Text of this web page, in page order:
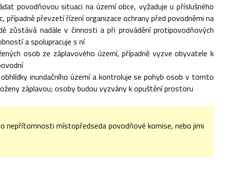
povodňovou situaci na území obce, vyžaduje u příslušného
převzetí řízení organizace ochrany před povodněmi na
zůstává nadále v činnosti a při provádění protipovodňových
a spolupracuje s ní
osob ze záplavového území, případně vyzve obyvatele k
inundačního území a kontroluje se pohyb osob v tomto
záplavou; osoby budou vyzvány k opuštění prostoru
nepřítomnosti místopředseda povodňové komise, nebo jimi